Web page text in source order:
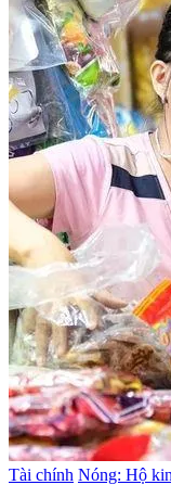
Tài chính Nóng: Hộ